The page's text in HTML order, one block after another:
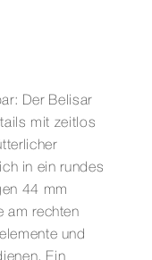
Der Belisar
mit zeitlos
in ein rundes
44 mm
am rechten
und
Ein